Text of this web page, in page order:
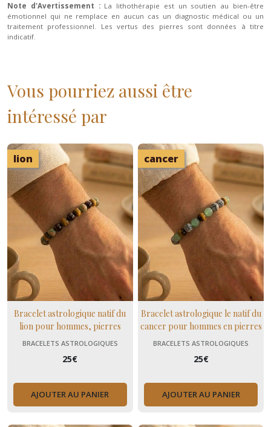
Note d'Avertissement :La lithothérapie est un soutien au bien-être
émotionnel qui ne remplace en aucun cas un diagnostic médical ou un
traitement professionnel. Les vertus des pierres sont données à titre
indicatif.
Vous pourriez aussi être
intéressé par
lion
Bracelet astrologique natif du
lion pour hommes, pierres
naturelles unakite, grenat et oeil
BRACELETS ASTROLOGIQUES
25€
AJOUTER AU PANIER
cancer
Bracelet astrologique le natif du
cancer pour hommes en pierres
naturelles jaspe, aventurine et
BRACELETS ASTROLOGIQUES
25€
AJOUTER AU PANIER